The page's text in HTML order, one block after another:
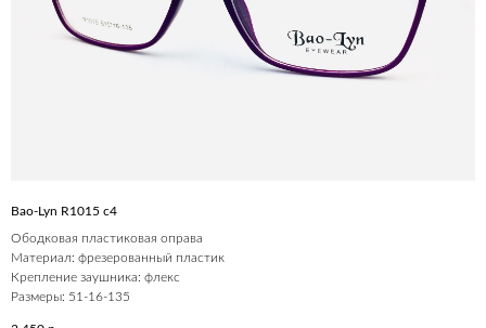
Bao-Lyn R1015 c4
Ободковая пластиковая оправа
Материал: фрезерованный пластик
Крепление заушника: флекс
Размеры: 51-16-135